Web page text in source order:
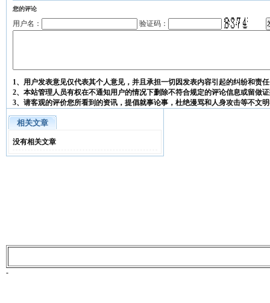
您的评论
用户名： 验证码：
1、用户发表意见仅代表其个人意见，并且承担一切因发表内容引起的纠纷和责
2、本站管理人员有权在不通知用户的情况下删除不符合规定的评论信息或留做
3、请客观的评价您所看到的资讯，提倡就事论事，杜绝漫骂和人身攻击等不文
相关文章
没有相关文章
-